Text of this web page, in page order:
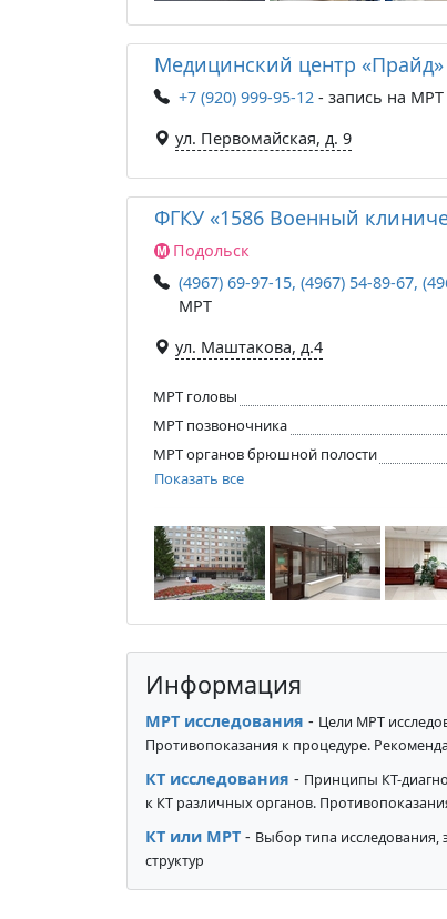
Медицинский центр «Прайд»
+7 (920) 999-95-12 - запись на МРТ
ул. Первомайская, д. 9
ФГКУ «1586 Военный
Подольск
(4967) 69-97-15, (4967) 54-89-67,
МРТ
ул. Маштакова, д.4
МРТ головы
МРТ позвоночника
МРТ органов брюшной полости
Показать все
Информация
МРТ исследования - Цели МРТ
Противопоказания к процедуре.
КТ исследования - Принципы КТ-
к КТ различных органов.
КТ или МРТ - Выбор типа исследования,
структур